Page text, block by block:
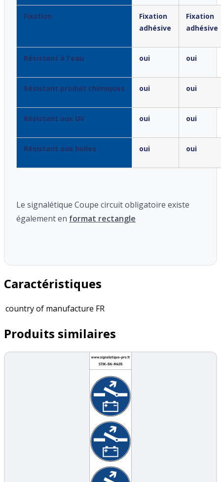
Fixation
Fixation
adhésive
Fixation
adhésive
Résistant à l'eau oui oui
Résistant produit chimiques oui oui
Résistant aux UV oui oui
Résistant aux huiles oui oui
Le signalétique Coupe circuit obligatoire existe
également en format rectangle
Caractéristiques
country of manufacture FR
Produits similaires